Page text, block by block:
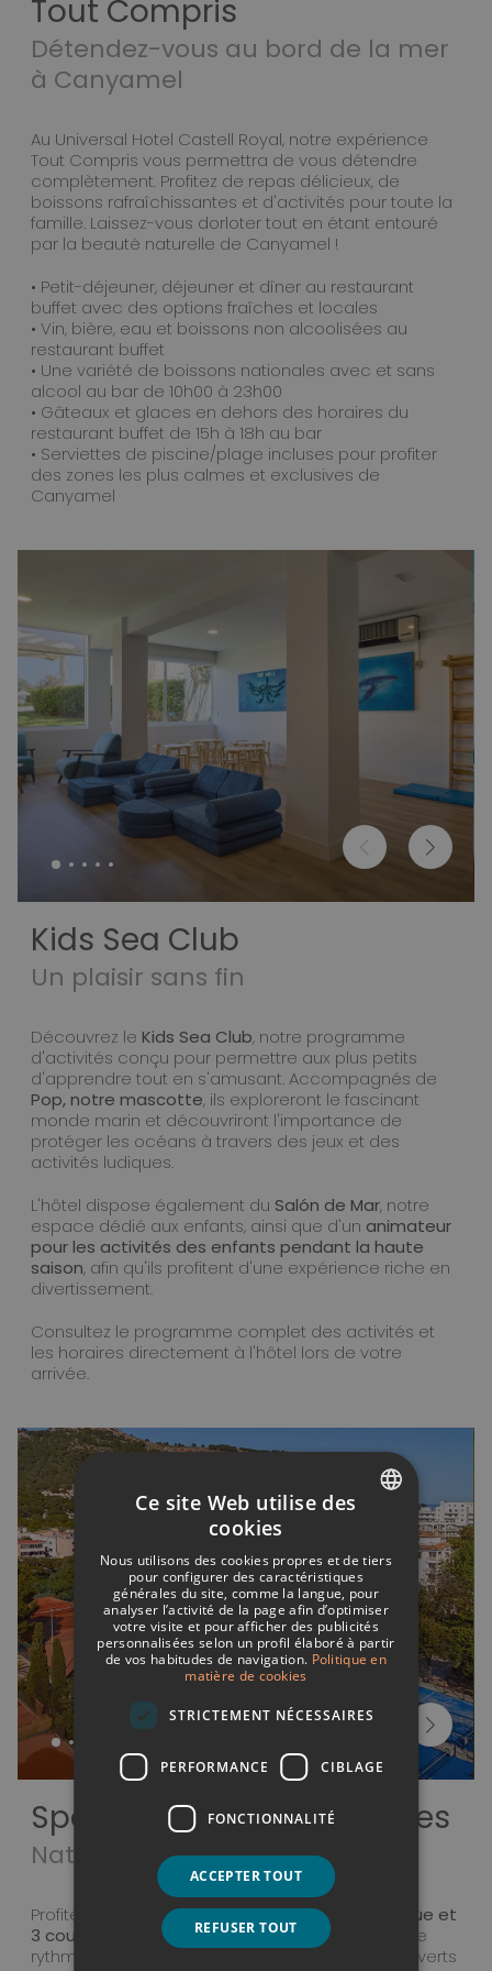
Tout Compris
Détendez-vous au bord de la mer
à Canyamel
Au Universal Hotel Castell Royal, notre expérience
Tout Compris vous permettra de vous détendre
complètement. Profitez de repas délicieux, de
boissons rafraîchissantes et d'activités pour toute la
famille. Laissez-vous dorloter tout en étant entouré
par la beauté naturelle de Canyamel !
• Petit-déjeuner, déjeuner et dîner au restaurant
buffet avec des options fraîches et locales
• Vin, bière, eau et boissons non alcoolisées au
restaurant buffet
• Une variété de boissons nationales avec et sans
alcool au bar de 10h00 à 23h00
• Gâteaux et glaces en dehors des horaires du
restaurant buffet de 15h à 18h au bar
• Serviettes de piscine/plage incluses pour profiter
des zones les plus calmes et exclusives de
Canyamel
Kids Sea Club
Un plaisir sans fin
Découvrez leKids Sea Club, notre programme
d'activités conçu pour permettre aux plus petits
d'apprendre tout en s'amusant. Accompagnés de
Pop, notre mascotte, ils exploreront le fascinant
monde marin et découvriront l'importance de
protéger les océans à travers des jeux et des
activités ludiques.
L'hôtel dispose également du Salón de Mar, notre
espace dédié aux enfants, ainsi que d'un animateur
pour les activités des enfants pendant la haute
saison, afin qu'ils profitent d'une expérience riche en
divertissement.
Consultez le programme complet des activités et
les horaires directement à l'hôtel lors de votre
arrivée.
Sports et Vacances Actives
Nature et Détente
Profitez de nos
6 courts de tennis en terre battue et
3 courts de paddle
, où vous pouvez jouer à votre
rythme ou prendre des cours professionnels, ouverts
ITALIAN
FRENCH
GERMAN
Ce site Web utilise des
cookies
Nous utilisons des cookies propres et de tiers
pour configurer des caractéristiques
générales du site, comme la langue, pour
analyser l’activité de la page afin d’optimiser
votre visite et pour afficher des publicités
personnalisées selon un profil élaboré à partir
de vos habitudes de navigation. Politique en
matière de cookies
STRICTEMENT NÉCESSAIRES
PERFORMANCE CIBLAGE
FONCTIONNALITÉ
ACCEPTER TOUT
REFUSER TOUT